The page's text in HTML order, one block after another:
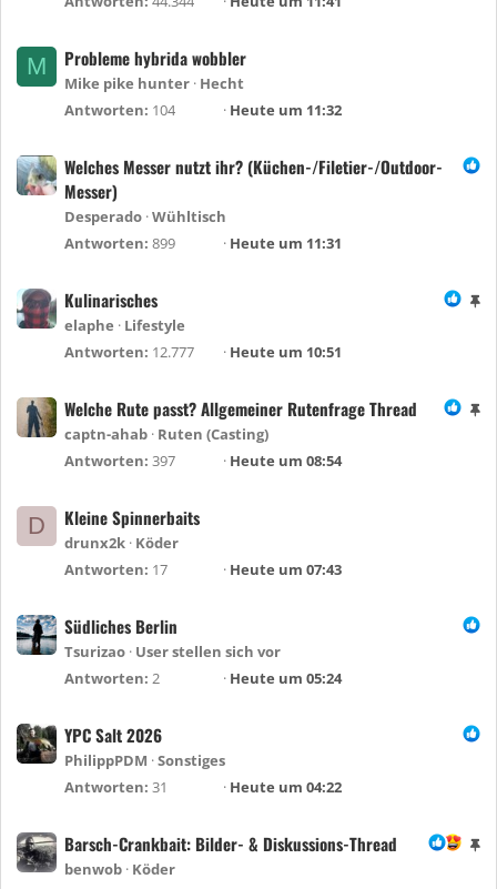
t
M Probleme hybrida wobbler
Mike pike hunter Hecht
Antworten 104 Heute um 11:32
Welches Messer nutzt ihr? (Küchen-/Filetier-/Outdoor-
Messer)
Desperado Wühltisch
Antworten 899 Heute um 11:31
A
Kulinarisches
elaphe
Lifestyle
Antworten 12.777 Heute um 10:51
A
t
Welche Rute passt? Allgemeiner Rutenfrage Thread
captn-ahab Ruten (Casting)
Antworten 397 Heute um 08:54
D Kleine Spinnerbaits
drunx2k Köder
Antworten 17 Heute um 07:43
Südliches Berlin
Tsurizao User stellen sich vor
Antworten 2 Heute um 05:24
YPC Salt 2026
PhilippPDM Sonstiges
Antworten 31 Heute um 04:22
A
Barsch-Crankbait: Bilder- & Diskussions-Thread
benwob Köder